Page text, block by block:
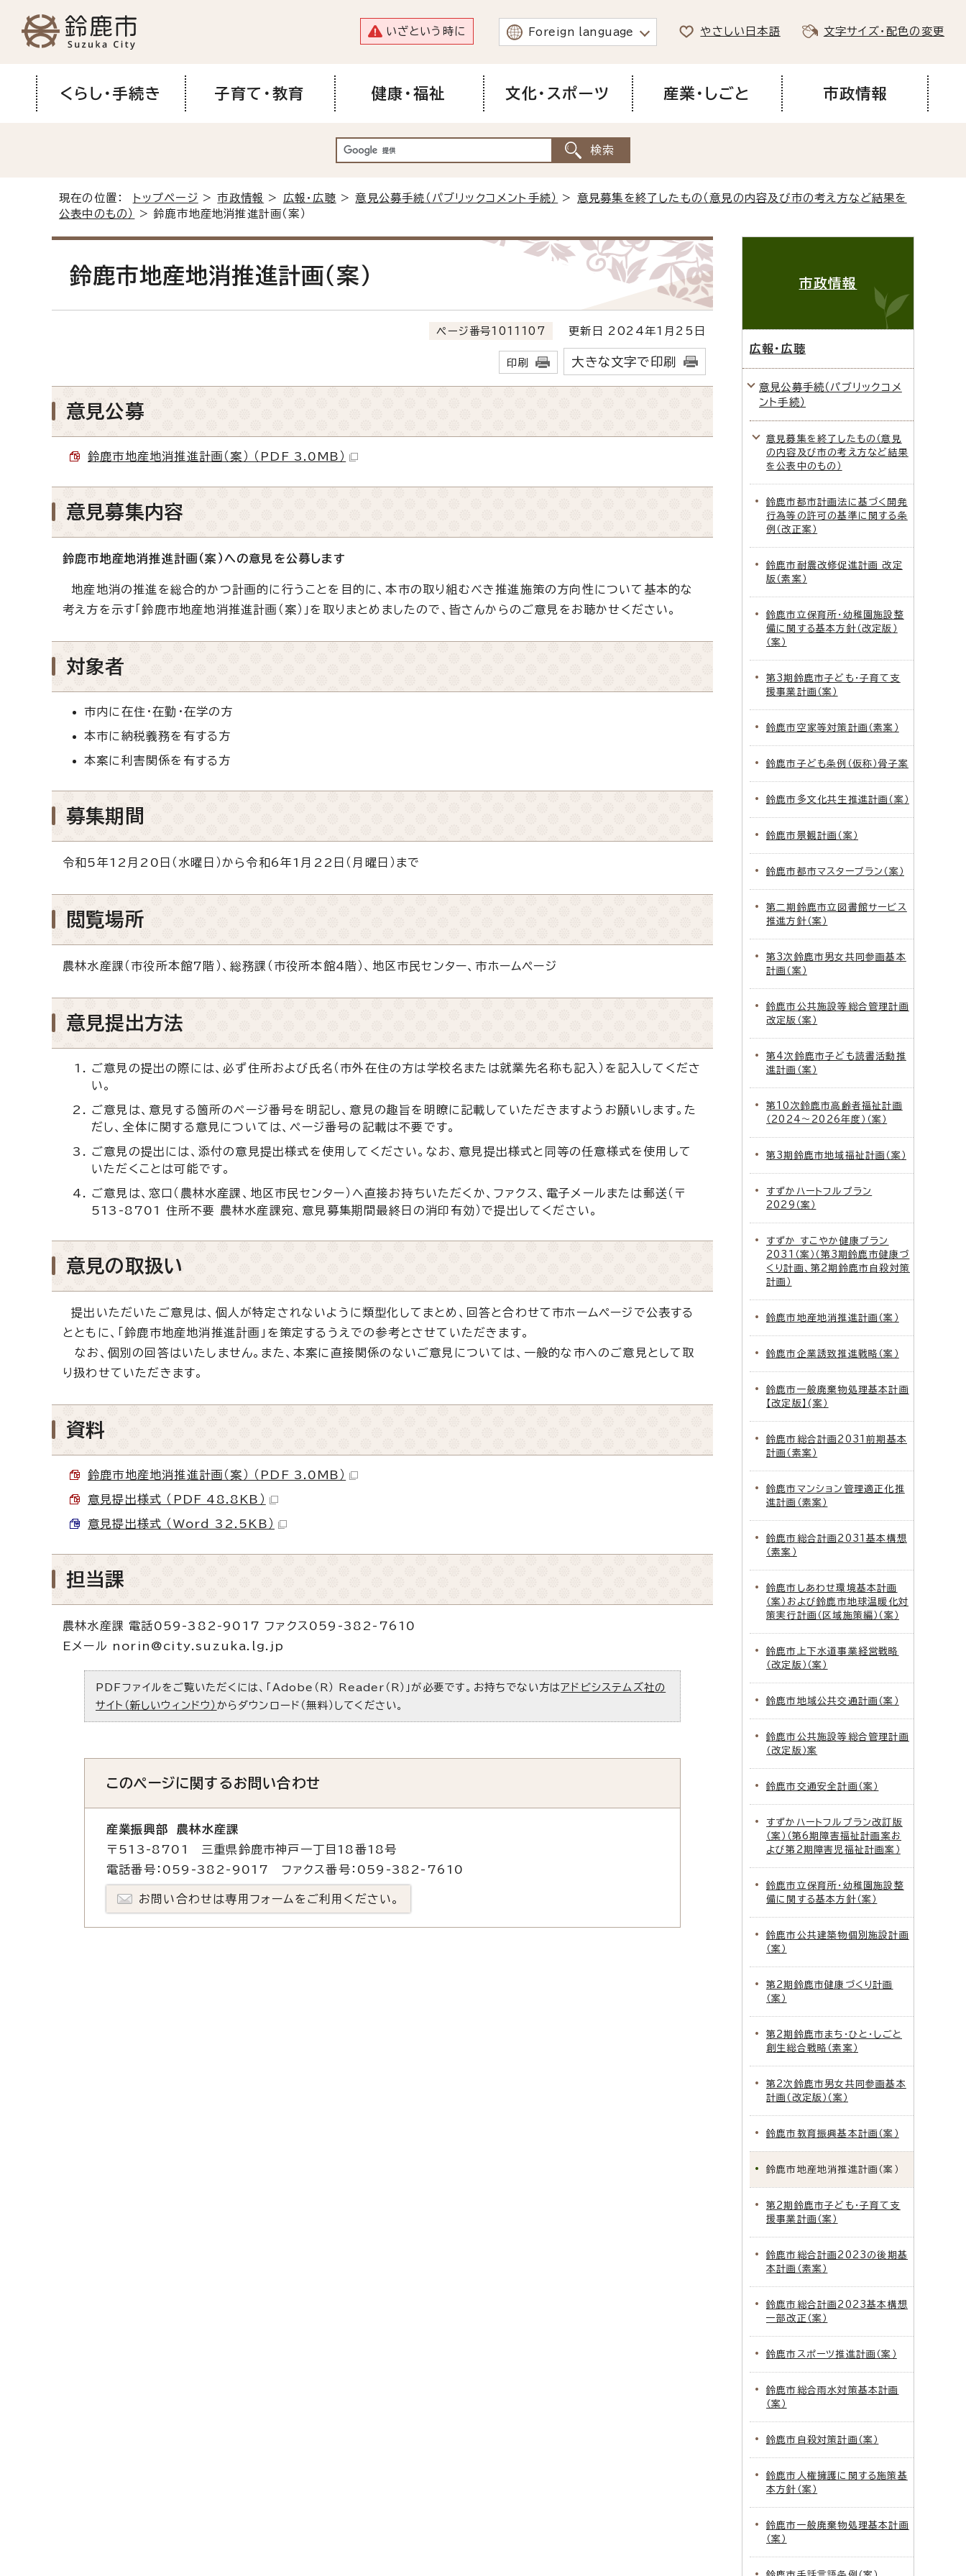
いざという時に Foreign language やさしい日本語 文字サイズ・配色の変更
くらし・手続き 子育て・教育 健康・福祉 文化・スポーツ 産業・しごと 市政情報
現在の位置： トップページ >市政情報 > 広報・広聴 >意見公募手続（パブリックコメント手続） > 意見募集を終了したもの（意見の内容及び市の考え方など結果を
公表中のもの）
> 鈴鹿市地産地消推進計画（案）
鈴鹿市地産地消推進計画（案）
ページ番号1011107 更新日 2024年1月25日
印刷 大きな文字で印刷
意見公募
鈴鹿市地産地消推進計画（案） （PDF 3.0MB）
意見募集内容
鈴鹿市地産地消推進計画（案）への意見を公募します
地産地消の推進を総合的かつ計画的に行うことを目的に、本市の取り組むべき推進施策の方向性について基本的な
考え方を示す「鈴鹿市地産地消推進計画（案）」を取りまとめましたので、皆さんからのご意見をお聴かせください。
対象者
市内に在住・在勤・在学の方
本市に納税義務を有する方
本案に利害関係を有する方
募集期間
令和5年12月20日（水曜日）から令和6年1月22日（月曜日）まで
閲覧場所
農林水産課（市役所本館7階）、総務課（市役所本館4階）、地区市民センター、市ホームページ
意見提出方法
ご意見の提出の際には、必ず住所および氏名（市外在住の方は学校名または就業先名称も記入）を記入してくださ
い。
ご意見は、意見する箇所のページ番号を明記し、意見の趣旨を明瞭に記載していただきますようお願いします。た
だし、全体に関する意見については、ページ番号の記載は不要です。
ご意見の提出には、添付の意見提出様式を使用してください。なお、意見提出様式と同等の任意様式を使用して
いただくことは可能です。
ご意見は、窓口（農林水産課、地区市民センター）へ直接お持ちいただくか、ファクス、電子メールまたは郵送（〒
513-8701 住所不要 農林水産課宛、意見募集期間最終日の消印有効）で提出してください。
意見の取扱い
提出いただいたご意見は、個人が特定されないように類型化してまとめ、回答と合わせて市ホームページで公表する
とともに、「鈴鹿市地産地消推進計画」を策定するうえでの参考とさせていただきます。
なお、個別の回答はいたしません。また、本案に直接関係のないご意見については、一般的な市へのご意見として取
り扱わせていただきます。
資料
鈴鹿市地産地消推進計画（案） （PDF 3.0MB）
意見提出様式 （PDF 48.8KB）
意見提出様式 （Word 32.5KB）
担当課
農林水産課 電話059-382-9017 ファクス059-382-7610
Eメール norin@city.suzuka.lg.jp
PDFファイルをご覧いただくには、「Adobe（R） Reader（R）」が必要です。お持ちでない方はアドビシステムズ社の
サイト（新しいウィンドウ） からダウンロード（無料）してください。
このページに関するお問い合わせ
産業振興部 農林水産課
〒513-8701 三重県鈴鹿市神戸一丁目18番18号
電話番号：059-382-9017 ファクス番号：059-382-7610
お問い合わせは専用フォームをご利用ください。
市政情報
広報・広聴
意見公募手続（パブリックコメ
ント手続）
意見募集を終了したもの（意見
の内容及び市の考え方など結果
を公表中のもの）
鈴鹿市都市計画法に基づく開発
行為等の許可の基準に関する条
例（改正案）
鈴鹿市耐震改修促進計画 改定
版（素案）
鈴鹿市立保育所・幼稚園施設整
備に関する基本方針（改定版）
（案）
第3期鈴鹿市子ども・子育て支
援事業計画（案）
鈴鹿市空家等対策計画（素案）
鈴鹿市子ども条例（仮称）骨子案
鈴鹿市多文化共生推進計画（案）
鈴鹿市景観計画（案）
鈴鹿市都市マスタープラン（案）
第二期鈴鹿市立図書館サービス
推進方針（案）
第3次鈴鹿市男女共同参画基本
計画（案）
鈴鹿市公共施設等総合管理計画
改定版（案）
第4次鈴鹿市子ども読書活動推
進計画（案）
第10次鈴鹿市高齢者福祉計画
（2024～2026年度）（案）
第3期鈴鹿市地域福祉計画（案）
すずかハートフルプラン
2029（案）
すずか すこやか健康プラン
2031（案）（第3期鈴鹿市健康づ
くり計画、第2期鈴鹿市自殺対策
計画）
鈴鹿市地産地消推進計画（案）
鈴鹿市企業誘致推進戦略（案）
鈴鹿市一般廃棄物処理基本計画
【改定版】(案）
鈴鹿市総合計画2031前期基本
計画（素案）
鈴鹿市マンション管理適正化推
進計画（素案）
鈴鹿市総合計画2031基本構想
（素案）
鈴鹿市しあわせ環境基本計画
（案）および鈴鹿市地球温暖化対
策実行計画（区域施策編）（案）
鈴鹿市上下水道事業経営戦略
（改定版）（案）
鈴鹿市地域公共交通計画（案）
鈴鹿市公共施設等総合管理計画
（改定版）案
鈴鹿市交通安全計画（案）
すずかハートフルプラン改訂版
（案）（第6期障害福祉計画案お
よび第2期障害児福祉計画案）
鈴鹿市立保育所・幼稚園施設整
備に関する基本方針（案）
鈴鹿市公共建築物個別施設計画
（案）
第2期鈴鹿市健康づくり計画
（案）
第2期鈴鹿市まち・ひと・しごと
創生総合戦略（素案）
第2次鈴鹿市男女共同参画基本
計画（改定版）（案）
鈴鹿市教育振興基本計画（案）
鈴鹿市地産地消推進計画（案）
第2期鈴鹿市子ども・子育て支
援事業計画（案）
鈴鹿市総合計画2023の後期基
本計画（素案）
鈴鹿市総合計画2023基本構想
一部改正（案）
鈴鹿市スポーツ推進計画（案）
鈴鹿市総合雨水対策基本計画
（案）
鈴鹿市自殺対策計画（案）
鈴鹿市人権擁護に関する施策基
本方針（案）
鈴鹿市一般廃棄物処理基本計画
（案）